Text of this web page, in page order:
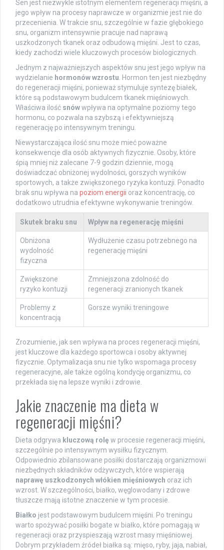
Sen jest niezwykle istotnym elementem regeneracji mięśni, a
jego wpływ na procesy naprawcze w organizmie jest nie do
przecenienia. W trakcie snu, szczególnie w fazie głębokiego
snu, organizm intensywnie pracuje nad naprawą
uszkodzonych tkanek oraz odbudową mięśni. Jest to czas,
kiedy zachodzi wiele kluczowych procesów biologicznych.
Jednym z najważniejszych aspektów snu jest jego wpływ na
wydzielanie hormonów wzrostu. Hormon ten jest niezbędny
do regeneracji mięśni, ponieważ stymuluje syntezę białek,
które są podstawowym budulcem tkanek mięśniowych.
Właściwa ilość snówwpływa na optymalne poziomy tego
hormonu, co pozwala na szybszą i efektywniejszą
regenerację po intensywnym treningu.
Niewystarczająca ilość snu może mieć poważne
konsekwencje dla osób aktywnych fizycznie. Osoby, które
śpią mniej niż zalecane 7-9 godzin dziennie, mogą
doświadczać obniżonej wydolności, gorszych wyników
sportowych, a także zwiększonego ryzyka kontuzji. Ponadto
brak snu wpływa na poziom energii oraz koncentrację, co
dodatkowo utrudnia efektywne wykonywanie treningów.
Skutek braku snu Wpływ na regenerację mięśni
Obniżona
wydolność
fizyczna
Wydłużenie czasu potrzebnego na
regenerację mięśni
Zwiększone
ryzyko kontuzji
Zmniejszona zdolność do
regeneracji zranionych tkanek
Problemy z
koncentracją
Gorsze wyniki treningowe
Zrozumienie, jak sen wpływa na proces regeneracji mięśni,
jest kluczowe dla każdego sportowca i osoby aktywnej
fizycznie. Optymalizacja snu nie tylko wspomaga procesy
regeneracyjne, ale także ogólną kondycję organizmu, co
przekłada się na lepsze wyniki i zdrowie.
Jakie znaczenie ma dieta w
regeneracji mięśni?
Dieta odgrywa kluczową rolę w procesie regeneracji mięśni,
szczególnie po intensywnym wysiłku fizycznym.
Odpowiednio zbilansowane posiłki dostarczają organizmowi
niezbędnych składników odżywczych, które wspierają
naprawę uszkodzonych włókien mięśniowych oraz ich
wzrost. W szczególności, białko, węglowodany i zdrowe
tłuszcze mają istotne znaczenie w tym procesie.
Białko jest podstawowym budulcem mięśni. Po treningu
warto spożywać posiłki bogate w białko, które pomagają w
regeneracji oraz przyspieszają wzrost masy mięśniowej.
Dobrym przykładem źródeł białka są: mięso, ryby, jaja, nabiał,